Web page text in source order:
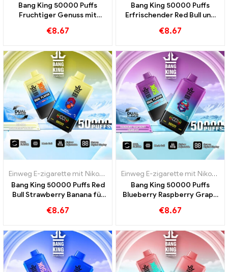
Bang King 50000 Puffs
Fruchtiger Genuss mit
Watermelon Bubble Gum
€8.67
Bang King 50000 Puffs
Erfrischender Red Bull und
Geschmack
€8.67
Einweg E-zigarette mit Nikotin Einweg E-Zigaretten,Einweg-E-
Bang King 50000 Puffs Red
Bull Strawberry Banana für
€8.67
Einweg E-zigarette mit Nikotin
Bang King 50000 Puffs
Blueberry Raspberry Grape
€8.67